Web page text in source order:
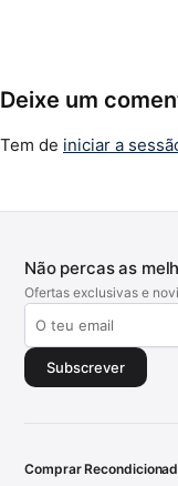
Deixe um
Tem de iniciar a
Não percas as
Ofertas exclusivas e
Subscrever
Comprar